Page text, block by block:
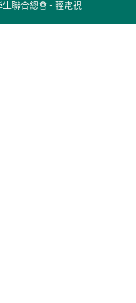
聯合總會 - 輕電視